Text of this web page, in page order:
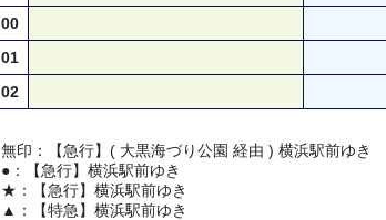
00
01
02
無印：【急行】( 大黒海づり公園 経由 ) 横浜駅前ゆき
●：【急行】横浜駅前ゆき
★：【急行】横浜駅前ゆき
▲：【特急】横浜駅前ゆき